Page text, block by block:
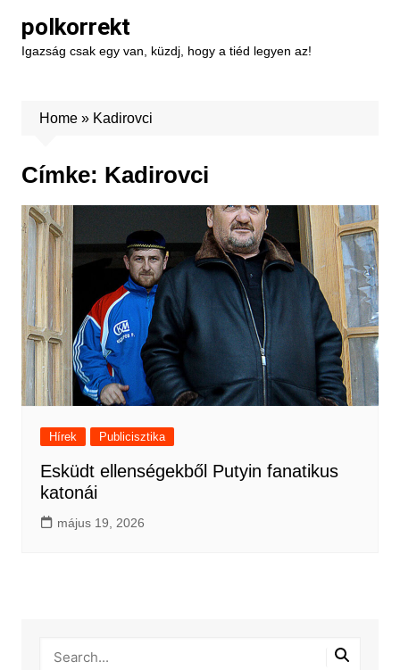
content
polkorrekt
Igazság csak egy van, küzdj, hogy a tiéd legyen az!
Home» Kadirovci
Címke: Kadirovci
Hírek Publicisztika
Esküdt ellenségekből Putyin fanatikus
katonái
május 19, 2026